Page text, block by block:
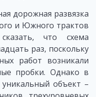
дорожная развязка
и Южного трактов
что схема
раз, поскольку
работ возникали
пробки. Однако в
объект –